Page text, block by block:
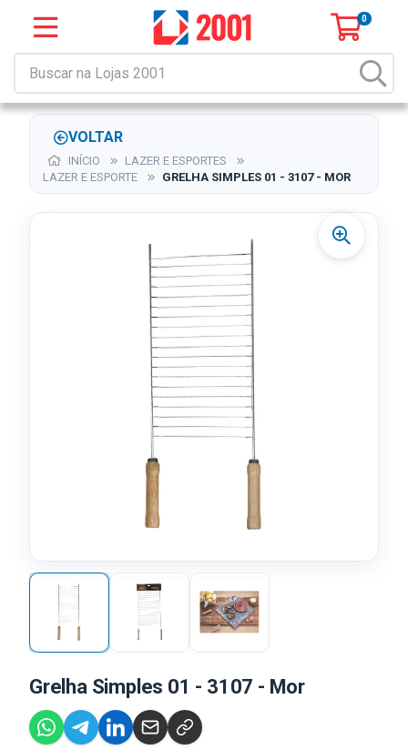
0
VOLTAR
INÍCIO
LAZER E ESPORTES
LAZER E ESPORTE
GRELHA SIMPLES 01 - 3107 - MOR
Grelha Simples 01 - 3107 - Mor